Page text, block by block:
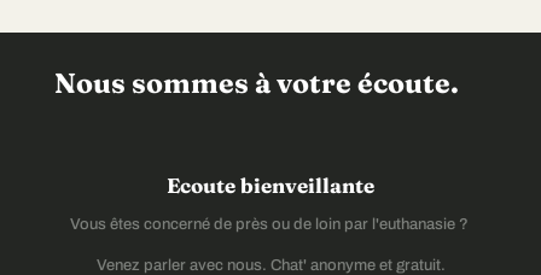
Nous sommes à votre écoute.
Ecoute bienveillante
Vous êtes concerné de près ou de loin par l'euthanasie ?
Venez parler avec nous. Chat' anonyme et gratuit.